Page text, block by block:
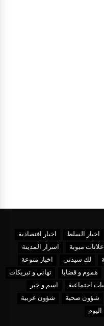
اخبار السلط
اخبار اقتصادية
اعلانات مبوبة
اسرار المدينة
لك سيدتي
اخبار منوعة
هموم و قضايا
تهاني و تبريكات
اجتماعية
اسم و خبر
شؤون صحية
شؤون عربية